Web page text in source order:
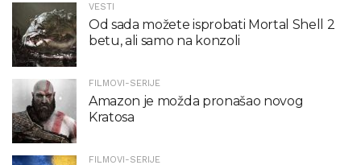
VESTI
Od sada možete isprobati Mortal Shell 2
betu, ali samo na konzoli
FILMOVI-SERIJE
Amazon je možda pronašao novog
Kratosa
FILMOVI-SERIJE